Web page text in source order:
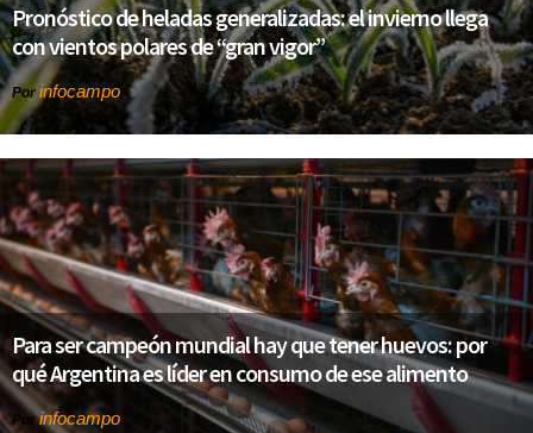
Pronóstico de heladas generalizadas: el invierno llega
con vientos polares de “gran vigor”
Por infocampo
Para ser campeón mundial hay que tener huevos: por
qué Argentina es líder en consumo de ese alimento
Porinfocampo